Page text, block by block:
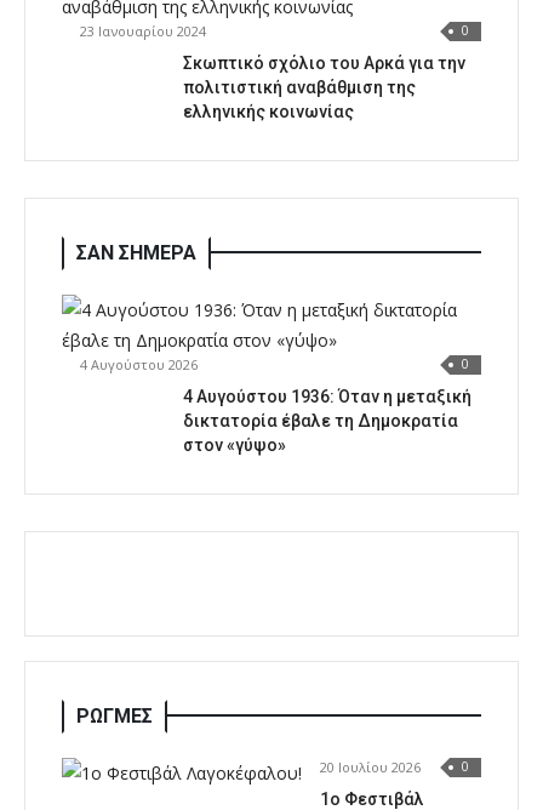
23 Ιανουαρίου 2024 0
Σκωπτικό σχόλιο του Αρκά για την
πολιτιστική αναβάθμιση της
ελληνικής κοινωνίας
ΣΑΝ ΣΗΜΕΡΑ
4 Αυγούστου 2026 0
4 Αυγούστου 1936: Όταν η μεταξική
δικτατορία έβαλε τη Δημοκρατία
στον «γύψο»
ΡΩΓΜΕΣ
20 Ιουλίου 2026 0
1o Φεστιβάλ